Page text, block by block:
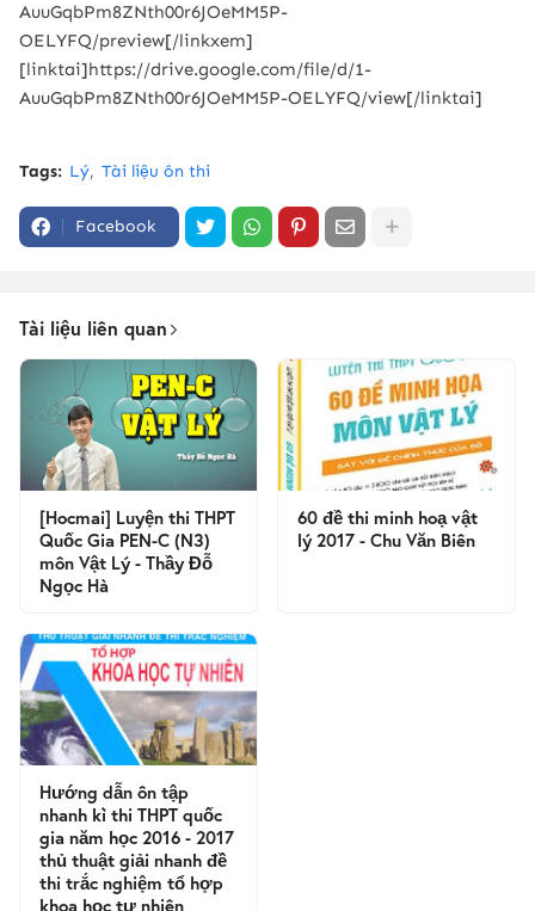
AuuGqbPm8ZNth00r6JOeMM5P-
OELYFQ/preview[/linkxem]
[linktai]https://drive.google.com/file/d/1-
AuuGqbPm8ZNth00r6JOeMM5P-OELYFQ/view[/linktai]
Tags: Lý Tài liệu ôn thi
Facebook
Tài liệu liên quan
[Hocmai] Luyện thi THPT
Quốc Gia PEN-C (N3)
môn Vật Lý - Thầy Đỗ
Ngọc Hà
60 đề thi minh hoạ vật
lý 2017 - Chu Văn Biên
Hướng dẫn ôn tập
nhanh kì thi THPT quốc
gia năm học 2016 - 2017
thủ thuật giải nhanh đề
thi trắc nghiệm tổ hợp
khoa học tự nhiên